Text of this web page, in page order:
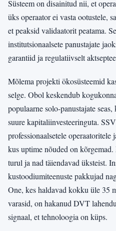
Süsteem on disainitud nii, et
üks operaator ei vasta ootustele,
et peaksid validaatorit peatama.
institutsionaalsete panustajate
garantiid ja regulatiivselt
Mõlema projekti ökosüsteemid
selge. Obol keskendub
populaarne solo-panustajate
suure kapitaliinvesteeringuta.
professionaalsetele operaatoritele
kus uptime nõuded on
turul ja nad täiendavad üksteist.
kustoodiumiteenuste pakkujad
One, kes haldavad kokku üle 35
varasid, on hakanud DVT
signaal, et tehnoloogia on küps.